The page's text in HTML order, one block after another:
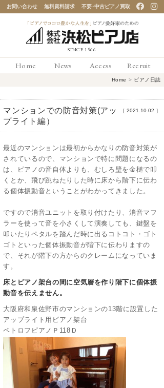
「ピアノでココロ豊かな
人生を」ピアノ愛好家の
ための 浜松ピアノ店
お問い合わせ 無料資料請求 不要･中古ピアノ買取
Home News Access Recruit
Home > ピアノ日誌
［ 2021.10.02 ］
マンションでの防音対策(アッ
プライト編）
最近のマンションは最初からかなりの防音対策が
されているので、マンションで特に問題になるの
は、ピアノの音自体よりも、むしろ壁を金槌で叩
くとか、飛び跳ねたりした時に床から階下に伝わ
る個体振動音ということがわかってきました。
ですので消音ユニットを取り付けたり、消音マフ
ラーを使って音を小さくして演奏しても、鍵盤を
叩いたりペタルを踏んだ時に出るコトコト・ゴト
ゴトといった個体振動音が階下に伝わりますの
で、それが階下の方からのクレームになっていま
す。
床とピアノ架台の間に空気層を作り階下に個体振
動音を伝えません。
大阪府和泉佐野市のマンションの13階に設置した
アップライト用ピアノ架台
ペトロフピアノＰ118Ｄ